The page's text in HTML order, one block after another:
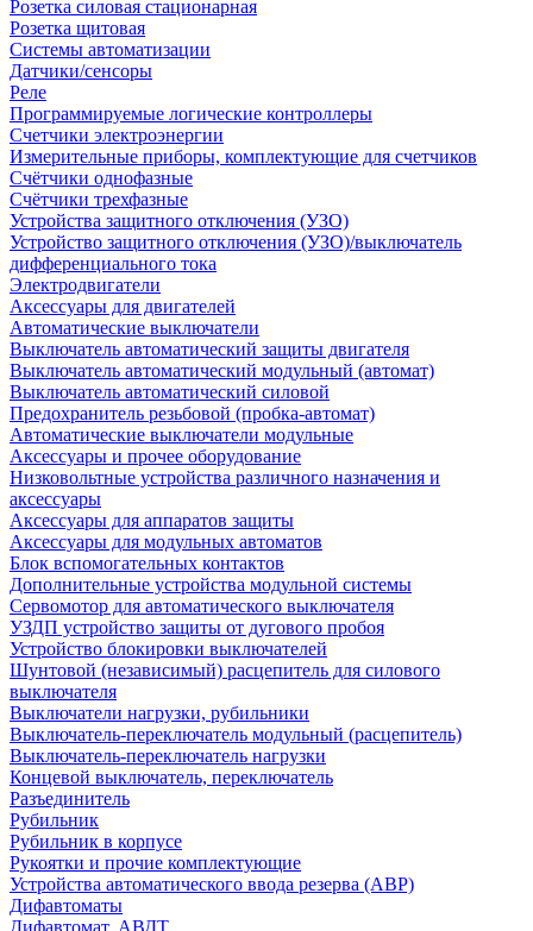
Розетка силовая стационарная
Розетка щитовая
Системы автоматизации
Датчики/сенсоры
Реле
Программируемые логические контроллеры
Счетчики электроэнергии
Измерительные приборы, комплектующие для счетчиков
Счётчики однофазные
Счётчики трехфазные
Устройства защитного отключения (УЗО)
Устройство защитного отключения (УЗО)/выключатель
дифференциального тока
Электродвигатели
Аксессуары для двигателей
Автоматические выключатели
Выключатель автоматический защиты двигателя
Выключатель автоматический модульный (автомат)
Выключатель автоматический силовой
Предохранитель резьбовой (пробка-автомат)
Автоматические выключатели модульные
Аксессуары и прочее оборудование
Низковольтные устройства различного назначения и
аксессуары
Аксессуары для аппаратов защиты
Аксессуары для модульных автоматов
Блок вспомогательных контактов
Дополнительные устройства модульной системы
Сервомотор для автоматического выключателя
УЗДП устройство защиты от дугового пробоя
Устройство блокировки выключателей
Шунтовой (независимый) расцепитель для силового
выключателя
Выключатели нагрузки, рубильники
Выключатель-переключатель модульный (расцепитель)
Выключатель-переключатель нагрузки
Концевой выключатель, переключатель
Разъединитель
Рубильник
Рубильник в корпусе
Рукоятки и прочие комплектующие
Устройства автоматического ввода резерва (АВР)
Дифавтоматы
Дифавтомат, АВДТ